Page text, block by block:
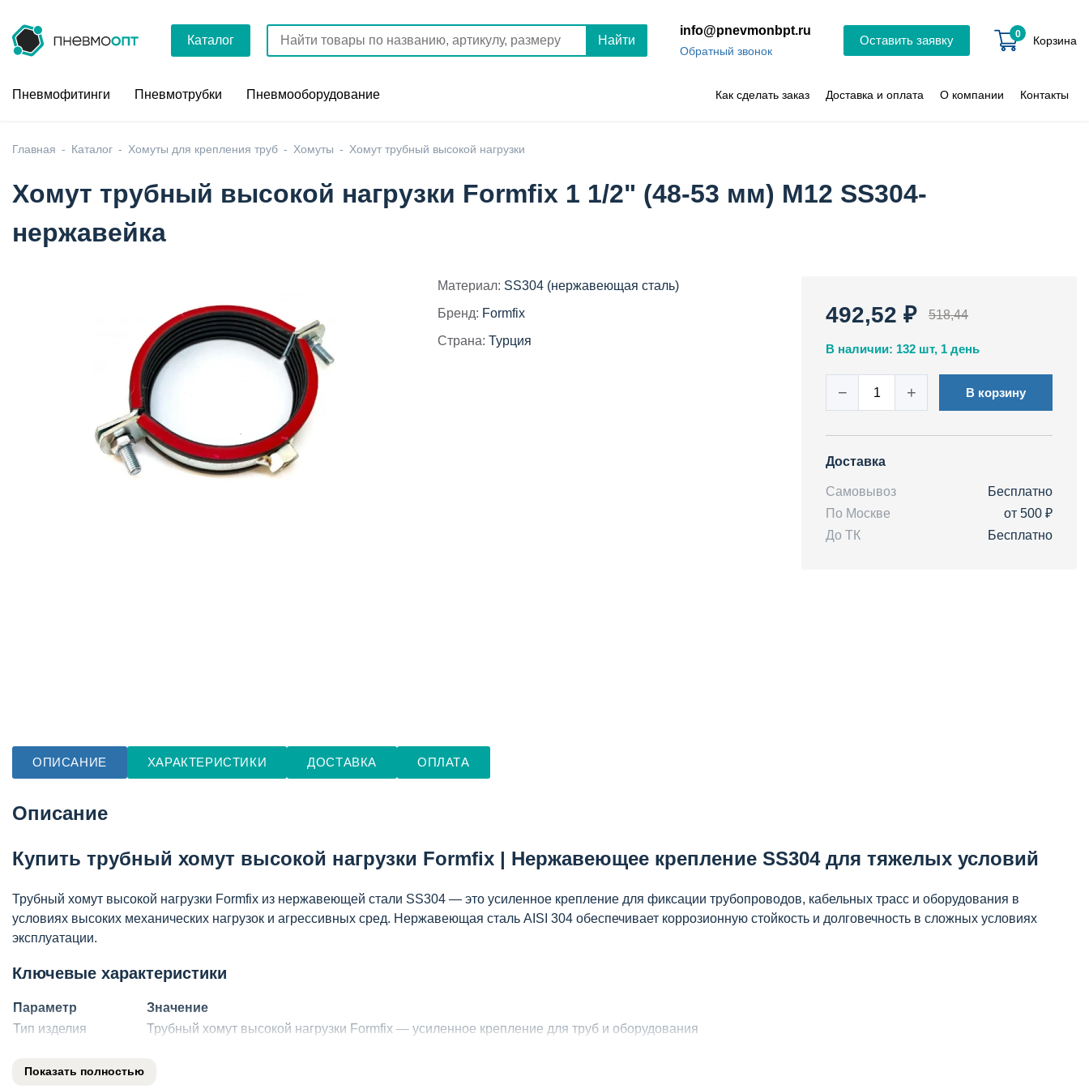
Каталог Найти
info@pnevmonbpt.ru
Обратный звонок
Оставить заявку 0 Корзина
Пневмофитинги Пневмотрубки Пневмооборудование Как сделать заказ Доставка и оплата О компании Контакты
Главная Каталог Хомуты для крепления труб Хомуты Хомут трубный высокой нагрузки
Хомут трубный высокой нагрузки Formfix 1 1/2" (48-53 мм) М12 SS304-
нержавейка
Материал: SS304 (нержавеющая сталь)
Бренд: Formfix
Страна: Турция
492,52 ₽ 518,44
В наличии: 132 шт, 1 день
− + В корзину
Доставка
Самовывоз
Бесплатно
По Москве
от 500 ₽
До ТК
Бесплатно
ОПИСАНИЕ ХАРАКТЕРИСТИКИ ДОСТАВКА ОПЛАТА
Описание
Купить трубный хомут высокой нагрузки Formfix | Нержавеющее крепление SS304 для тяжелых условий
Трубный хомут высокой нагрузки Formfix из нержавеющей стали SS304 — это усиленное крепление для фиксации трубопроводов, кабельных трасс и оборудования в
условиях высоких механических нагрузок и агрессивных сред. Нержавеющая сталь AISI 304 обеспечивает коррозионную стойкость и долговечность в сложных условиях
эксплуатации.
Ключевые характеристики
Параметр
Значение
Тип изделия
Трубный хомут высокой нагрузки Formfix — усиленное крепление для труб и оборудования
Диапазон диаметров
Показать полностью